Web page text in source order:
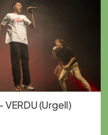
VERDU (Urgell)